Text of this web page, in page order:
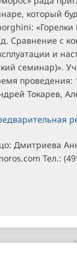
который
Cравнение с
и
семинар)».
проведения:
Токарев,
Дмитриева
Тел.: